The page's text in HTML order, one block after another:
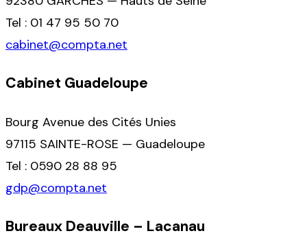
Tel : 01 47 95 50 70
cabinet@compta.net
Cabinet Guadeloupe
Bourg Avenue des Cités Unies
97115 SAINTE-ROSE — Guadeloupe
Tel : 0590 28 88 95
gdp@compta.net
Bureaux Deauville – Lacanau